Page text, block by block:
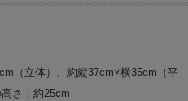
（立体）、約縦37cm×横35cm（平
さ：約25cm